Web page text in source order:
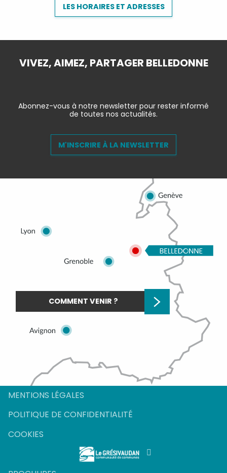
LES HORAIRES ET ADRESSES
VIVEZ, AIMEZ, PARTAGER BELLEDONNE
Abonnez-vous à notre newsletter pour rester informé
de toutes nos actualités.
M'INSCRIRE À LA NEWSLETTER
COMMENT VENIR ?
MENTIONS LÉGALES
POLITIQUE DE CONFIDENTIALITÉ
COOKIES